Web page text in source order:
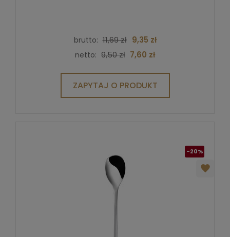
brutto: 11,69 zł 9,35 zł
netto: 9,50 zł 7,60 zł
ZAPYTAJ O PRODUKT
-20%